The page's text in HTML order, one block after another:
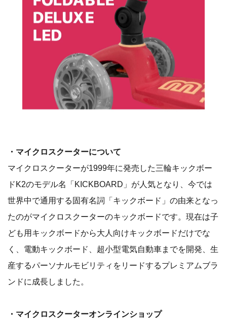
・マイクロスクーターについて
マイクロスクーターが1999年に発売した三輪キックボー
ドK2のモデル名「KICKBOARD」が人気となり、今では
世界中で通用する固有名詞「キックボード」の由来となっ
たのがマイクロスクーターのキックボードです。現在は子
ども用キックボードから大人向けキックボードだけでな
く、電動キックボード、超小型電気自動車までを開発、生
産するパーソナルモビリティをリードするプレミアムブラ
ンドに成長しました。
​​​・マイクロスクーターオンラインショップ